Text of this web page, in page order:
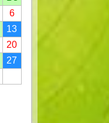
6
13
20
27